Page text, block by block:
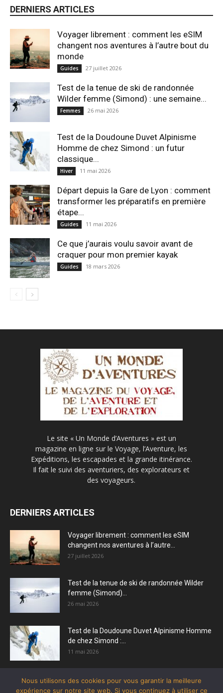
DERNIERS ARTICLES
Voyager librement : comment les eSIM
changent nos aventures à l’autre bout du
monde
Guides 27 juillet 2026
Test de la tenue de ski de randonnée
Wilder femme (Simond) : une semaine...
Femmes 26 mai 2026
Test de la Doudoune Duvet Alpinisme
Homme de chez Simond : un futur
classique...
Hiver 11 mai 2026
Départ depuis la Gare de Lyon : comment
transformer les préparatifs en pre⁠mière
étape...
Guides 11 mai 2026
Ce que j’aurais voulu savoir avant de
craquer pour mon premier kayak
Guides 18 mars 2026
Le site « Un Monde d’Aventures » est un
magazine en ligne sur le Voyage, l’Aventure, les
Expéditions, les escapades et la grande itinérance.
Il fait le suivi des aventuriers, des explorateurs et
des voyageurs.
DERNIERS ARTICLES
Voyager librement : comment les eSIM
changent nos aventures à l’autre...
27 juillet 2026
Test de la tenue de ski de randonnée Wilder
femme (Simond)...
26 mai 2026
Test de la Doudoune Duvet Alpinisme Homme
de chez Simond :...
11 mai 2026
Nous utilisons des cookies pour vous garantir la meilleure
expérience sur notre site web. Si vous continuez à utiliser ce